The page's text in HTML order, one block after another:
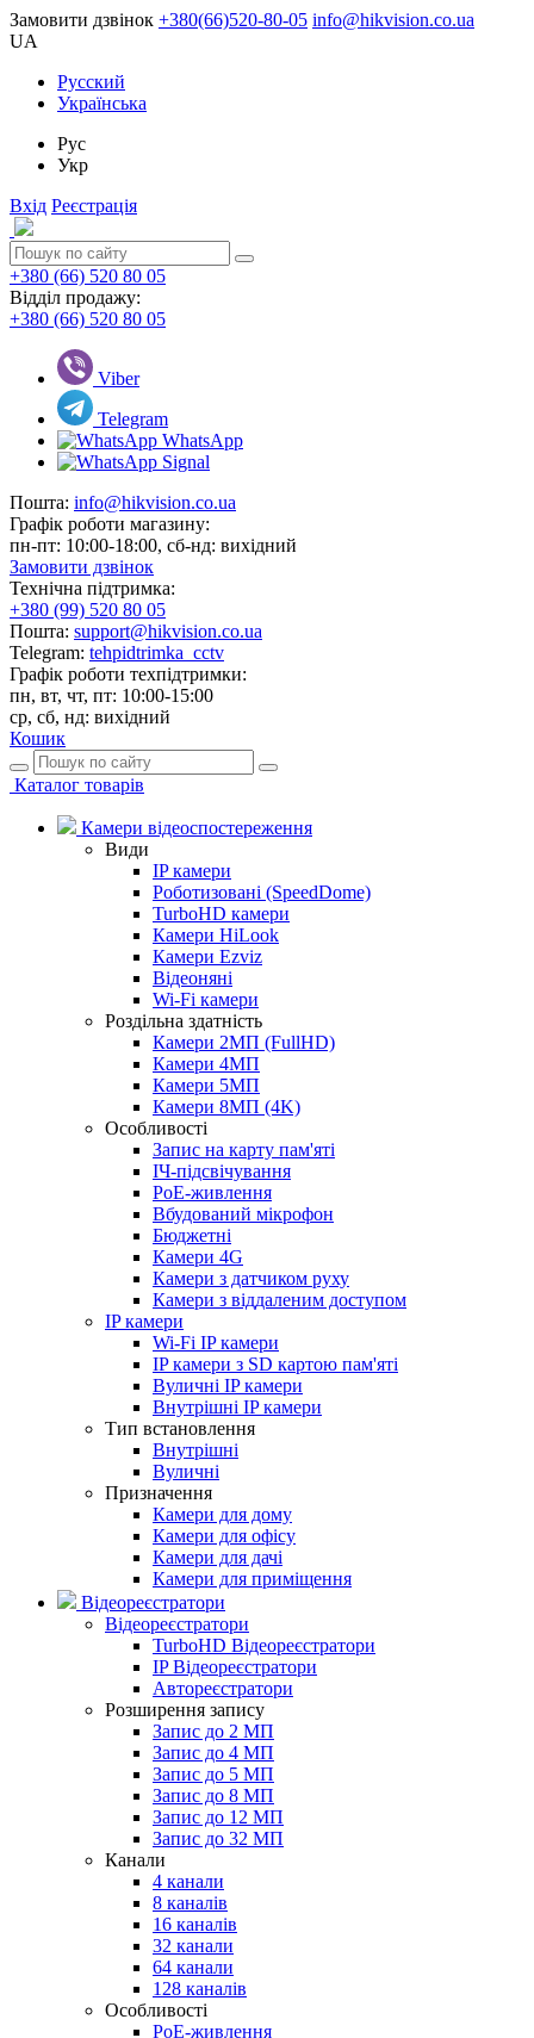
Замовити дзвінок +380(66)520-80-05 info@hikvision.co.ua
UA
Русский
Українська
Рус
Укр
Вхід Реєстрація
+380 (66) 520 80 05
Відділ продажу:
+380 (66) 520 80 05
Viber
Telegram
WhatsApp
Signal
Пошта: info@hikvision.co.ua
Графік роботи магазину:
пн-пт: 10:00-18:00, сб-нд: вихідний
Замовити дзвінок
Технічна підтримка:
+380 (99) 520 80 05
Пошта: support@hikvision.co.ua
Telegram: tehpidtrimka_cctv
Графік роботи техпідтримки:
пн, вт, чт, пт: 10:00-15:00
ср, сб, нд: вихідний
Кошик
Каталог товарів
Камери відеоспостереження
Види
IP камери
Роботизовані (SpeedDome)
TurboHD камери
Камери HiLook
Камери Ezviz
Відеоняні
Wi-Fi камери
Роздільна здатність
Камери 2МП (FullHD)
Камери 4МП
Камери 5МП
Камери 8МП (4K)
Особливості
Запис на карту пам'яті
ІЧ-підсвічування
PoE-живлення
Вбудований мікрофон
Бюджетні
Камери 4G
Камери з датчиком руху
Камери з віддаленим доступом
IP камери
Wi-Fi IP камери
IP камери з SD картою пам'яті
Вуличні IP камери
Внутрішні IP камери
Тип встановлення
Внутрішні
Вуличні
Призначення
Камери для дому
Камери для офісу
Камери для дачі
Камери для приміщення
Відеореєстратори
Відеореєстратори
TurboHD Відеореєстратори
IP Відеореєстратори
Автореєстратори
Розширення запису
Запис до 2 МП
Запис до 4 МП
Запис до 5 МП
Запис до 8 МП
Запис до 12 МП
Запис до 32 МП
Канали
4 канали
8 каналів
16 каналів
32 канали
64 канали
128 каналів
Особливості
PoE-живлення